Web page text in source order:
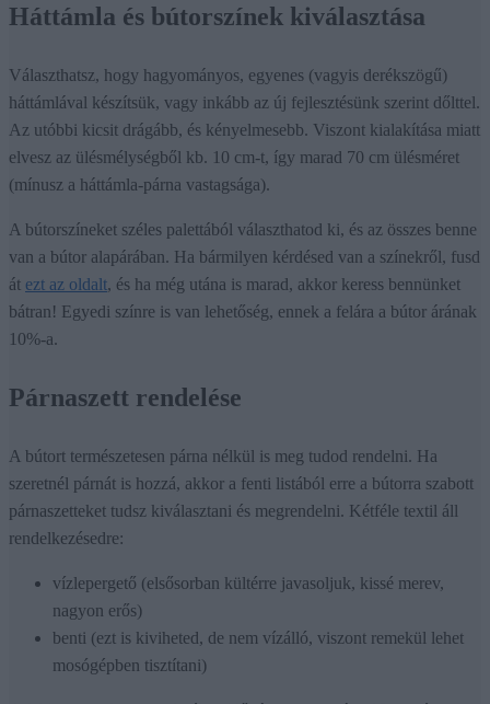
Háttámla és bútorszínek kiválasztása
Választhatsz, hogy hagyományos, egyenes (vagyis derékszögű)
háttámlával készítsük, vagy inkább az új fejlesztésünk szerint dőlttel.
Az utóbbi kicsit drágább, és kényelmesebb. Viszont kialakítása miatt
elvesz az ülésmélységből kb. 10 cm-t, így marad 70 cm ülésméret
(mínusz a háttámla-párna vastagsága).
A bútorszíneket széles palettából választhatod ki, és az összes benne
van a bútor alapárában. Ha bármilyen kérdésed van a színekről, fusd
át ezt az oldalt, és ha még utána is marad, akkor keress bennünket
bátran! Egyedi színre is van lehetőség, ennek a felára a bútor árának
10%-a.
Párnaszett rendelése
A bútort természetesen párna nélkül is meg tudod rendelni. Ha
szeretnél párnát is hozzá, akkor a fenti listából erre a bútorra szabott
párnaszetteket tudsz kiválasztani és megrendelni. Kétféle textil áll
rendelkezésedre:
vízlepergető (elsősorban kültérre javasoljuk, kissé merev,
nagyon erős)
benti (ezt is kiviheted, de nem vízálló, viszont remekül lehet
mosógépben tisztítani)